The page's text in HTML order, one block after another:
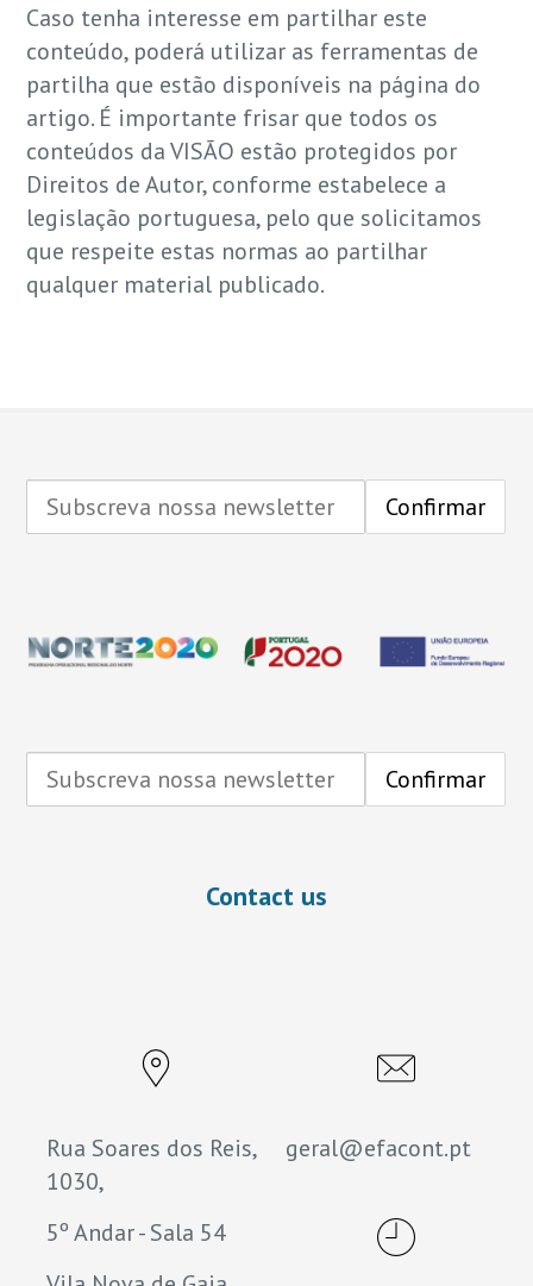
Caso tenha interesse em partilhar este
conteúdo, poderá utilizar as ferramentas de
partilha que estão disponíveis na página do
artigo. É importante frisar que todos os
conteúdos da VISÃO estão protegidos por
Direitos de Autor, conforme estabelece a
legislação portuguesa, pelo que solicitamos
que respeite estas normas ao partilhar
qualquer material publicado.
Contact us
Rua Soares dos Reis,
1030,
5º Andar - Sala 54
geral@efacont.pt